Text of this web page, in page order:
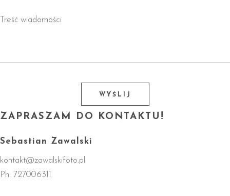
ZAPRASZAM DO KONTAKTU!
Sebastian Zawalski
kontakt@zawalskifoto.pl
Ph: 727006311